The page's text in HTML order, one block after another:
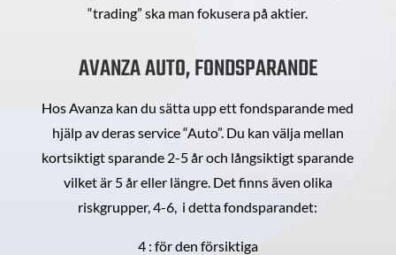
“trading” ska man fokusera på aktier.
AVANZA AUTO, FONDSPARANDE
Hos Avanza kan du sätta upp ett fondsparande med
hjälp av deras service “Auto”. Du kan välja mellan
kortsiktigt sparande 2-5 år och långsiktigt sparande
vilket är 5 år eller längre. Det finns även olika
riskgrupper, 4-6, i detta fondsparandet:
4 : för den försiktiga